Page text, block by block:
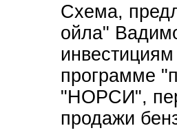
Схема,
ойла"
программе
"НОРСИ",
продажи